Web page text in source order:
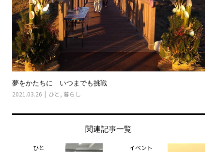
夢をかたちに いつまでも挑戦
2021.03.26 ひと , 暮らし
関連記事一覧
ひと イベント